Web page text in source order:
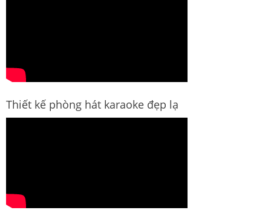
Thiết kế phòng hát karaoke đẹp lạ